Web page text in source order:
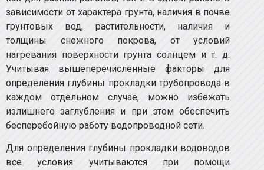
зависимости от характера грунта, наличия в почве
грунтовых вод, растительности, наличия и
толщины снежного покрова, от условий
нагревания поверхности грунта солнцем и т. д.
Учитывая вышеперечисленные факторы для
определения глубины прокладки трубопровода в
каждом отдельном случае, можно избежать
излишнего заглубления и при этом обеспечить
бесперебойную работу водопроводной сети.
Для определения глубины прокладки водоводов
все условия учитываются при помощи